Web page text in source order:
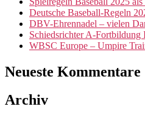
Deutsche Baseball-Regeln
DBV-Ehrennadel – vielen
Schiedsrichter A-Fortbildung
WBSC Europe – Umpire
Neueste Kommentare
Archiv